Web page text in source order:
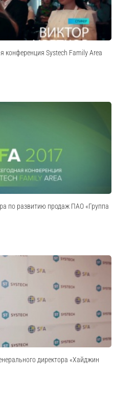
конференция Systech Family Area
по развитию продаж ПАО «Группа
директора «Хайджин